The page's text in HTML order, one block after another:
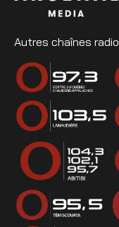
Autres chaînes radio